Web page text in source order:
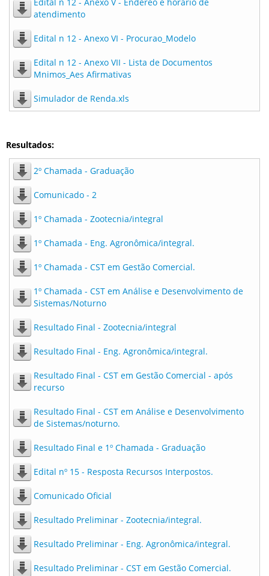
atendimento
Edital n 12 - Anexo VI - Procurao_Modelo
Edital n 12 - Anexo VII - Lista de Documentos
Mnimos_Aes Afirmativas
Simulador de Renda.xls
Resultados:
2º Chamada - Graduação
Comunicado - 2
1º Chamada - Zootecnia/integral
1º Chamada - Eng. Agronômica/integral.
1º Chamada - CST em Gestão Comercial.
1º Chamada - CST em Análise e Desenvolvimento de
Sistemas/Noturno
Resultado Final - Zootecnia/integral
Resultado Final - Eng. Agronômica/integral.
Resultado Final - CST em Gestão Comercial - após
recurso
Resultado Final - CST em Análise e Desenvolvimento
de Sistemas/noturno.
Resultado Final e 1º Chamada - Graduação
Edital nº 15 - Resposta Recursos Interpostos.
Comunicado Oficial
Resultado Preliminar - Zootecnia/integral.
Resultado Preliminar - Eng. Agronômica/integral.
Resultado Preliminar - CST em Gestão Comercial.